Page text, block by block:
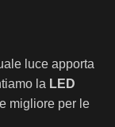
luce apporta
la LED
migliore per le